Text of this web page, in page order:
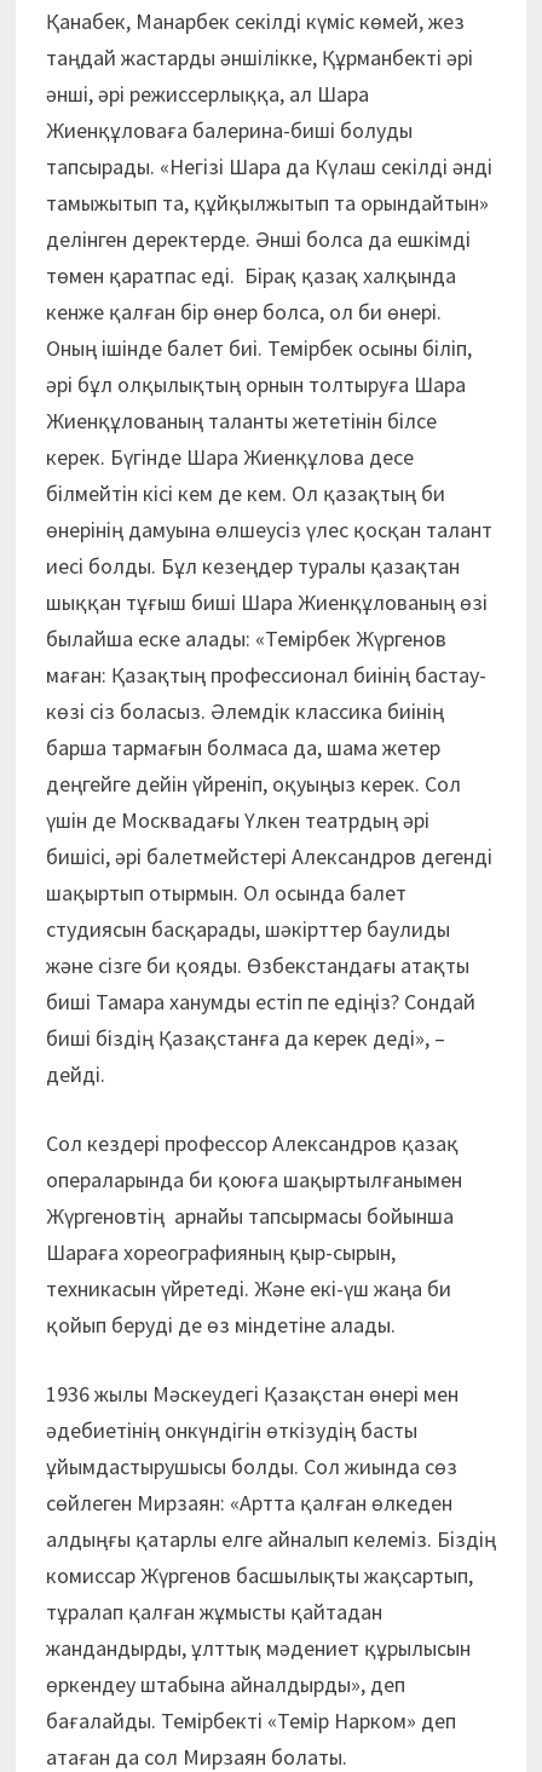
Қанабек, Манарбек секілді күміс көмей, жез
таңдай жастарды әншілікке, Құрманбекті әрі
әнші, әрі режиссерлыққа, ал Шара
Жиенқұловаға балерина-биші болуды
тапсырады. «Негізі Шара да Күлаш секілді әнді
тамыжытып та, құйқылжытып та орындайтын»
делінген деректерде. Әнші болса да ешкімді
төмен қаратпас еді. Бірақ қазақ халқында
кенже қалған бір өнер болса, ол би өнері.
Оның ішінде балет биі. Темірбек осыны біліп,
әрі бұл олқылықтың орнын толтыруға Шара
Жиенқұлованың таланты жететінін білсе
керек. Бүгінде Шара Жиенқұлова десе
білмейтін кісі кем де кем. Ол қазақтың би
өнерінің дамуына өлшеусіз үлес қосқан талант
иесі болды. Бұл кезеңдер туралы қазақтан
шыққан тұғыш биші Шара Жиенқұлованың өзі
былайша еске алады: «Темірбек Жүргенов
маған: Қазақтың профессионал биінің бастау-
көзі сіз боласыз. Әлемдік классика биінің
барша тармағын болмаса да, шама жетер
деңгейге дейін үйреніп, оқуыңыз керек. Сол
үшін де Москвадағы Үлкен театрдың әрі
бишісі, әрі балетмейстері Александров дегенді
шақыртып отырмын. Ол осында балет
студиясын басқарады, шәкірттер баулиды
және сізге би қояды. Өзбекстандағы атақты
биші Тамара ханумды естіп пе едіңіз? Сондай
биші біздің Қазақстанға да керек деді», –
дейді.
Сол кездері профессор Александров қазақ
операларында би қоюға шақыртылғанымен
Жүргеновтің арнайы тапсырмасы бойынша
Шараға хореографияның қыр-сырын,
техникасын үйретеді. Және екі-үш жаңа би
қойып беруді де өз міндетіне алады.
1936 жылы Мәскеудегі Қазақстан өнері мен
әдебиетінің онкүндігін өткізудің басты
ұйымдастырушысы болды. Сол жиында сөз
сөйлеген Мирзаян: «Артта қалған өлкеден
алдыңғы қатарлы елге айналып келеміз. Біздің
комиссар Жүргенов басшылықты жақсартып,
тұралап қалған жұмысты қайтадан
жандандырды, ұлттық мәдениет құрылысын
өркендеу штабына айналдырды», деп
бағалайды. Темірбекті «Темір Нарком» деп
атаған да сол Мирзаян болаты.